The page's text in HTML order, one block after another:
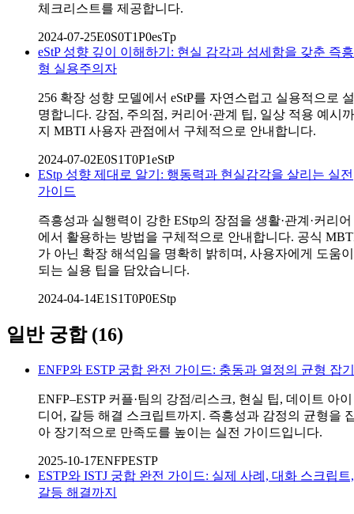
체크리스트를 제공합니다.
2024-07-25E0S0T1P0esTp
eStP 성향 깊이 이해하기: 현실 감각과 섬세함을 갖춘 즉흥
형 실용주의자
256 확장 성향 모델에서 eStP를 자연스럽고 실용적으로 설
명합니다. 강점, 주의점, 커리어·관계 팁, 일상 적용 예시까
지 MBTI 사용자 관점에서 구체적으로 안내합니다.
2024-07-02E0S1T0P1eStP
EStp 성향 제대로 알기: 행동력과 현실감각을 살리는 실전
가이드
즉흥성과 실행력이 강한 EStp의 장점을 생활·관계·커리어
에서 활용하는 방법을 구체적으로 안내합니다. 공식
가 아닌 확장 해석임을 명확히 밝히며, 사용자에게 도움이
되는 실용 팁을 담았습니다.
2024-04-14E1S1T0P0EStp
일반 궁합(16)
ENFP와 ESTP 궁합 완전 가이드: 충동과 열정의 균형 잡기
ENFP–ESTP 커플·팀의 강점/리스크, 현실 팁, 데이트 아이
디어, 갈등 해결 스크립트까지. 즉흥성과 감정의 균형을
아 장기적으로 만족도를 높이는 실전 가이드입니다.
2025-10-17ENFPESTP
ESTP와 ISTJ 궁합 완전 가이드: 실제 사례, 대화 스크립트,
갈등 해결까지